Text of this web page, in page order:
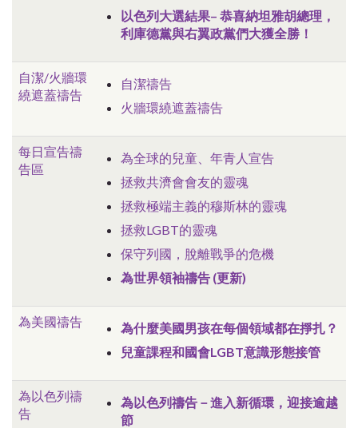
以色列大選結果– 恭喜納坦雅胡總理，
利庫德黨與右翼政黨們大獲全勝！
自潔/火牆環
繞遮蓋禱告
自潔禱告
火牆環繞遮蓋禱告
每日宣告禱
告區
為全球的兒童、年青人宣告
拯救共濟會會友的靈魂
拯救極端主義的穆斯林的靈魂
拯救LGBT的靈魂
保守列國，脫離戰爭的危機
為世界領袖禱告 (更新)
為美國禱告
為什麼美國男孩在每個領域都在掙扎？
兒童課程和國會LGBT意識形態接管
為以色列禱
告
為以色列禱告－進入新循環，迎接逾越
節